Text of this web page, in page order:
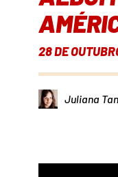
28 DE
Juliana